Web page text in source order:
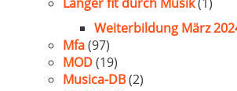
Weiterbildung März
Mfa(97)
MOD(19)
Musica-DB(2)